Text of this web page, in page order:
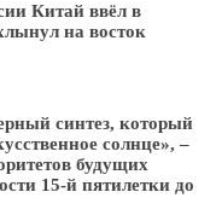
Китай ввёл в
на восток
синтез, который
солнце», –
будущих
15-й пятилетки до